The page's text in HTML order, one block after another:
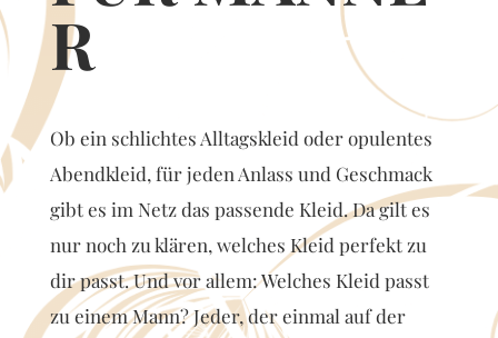
R
Ob ein schlichtes Alltagskleid oder opulentes
Abendkleid, für jeden Anlass und Geschmack
gibt es im Netz das passende Kleid. Da gilt es
nur noch zu klären, welches Kleid perfekt zu
dir passt. Und vor allem: Welches Kleid passt
zu einem Mann? Jeder, der einmal auf der